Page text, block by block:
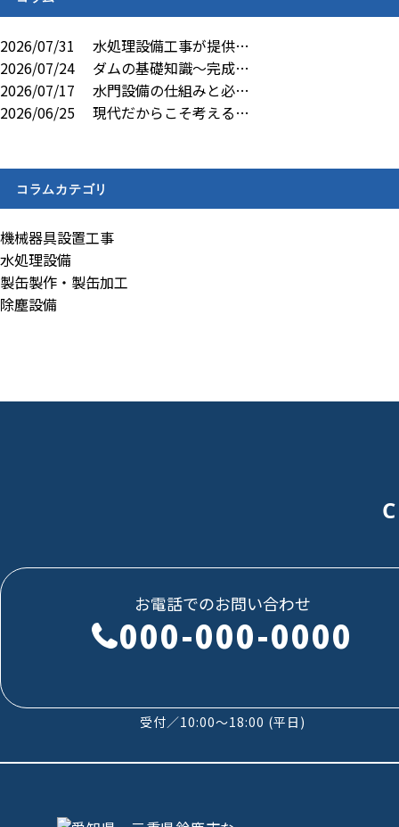
2026/07/31
水処理設備工事が提供…
2026/07/24
ダムの基礎知識～完成…
2026/07/17
水門設備の仕組みと必…
2026/06/25
現代だからこそ考える…
コラムカテゴリ
機械器具設置工事
水処理設備
製缶製作・製缶加工
除塵設備
お電話でのお問い合わせ
000-000-0000
受付／10:00～18:00 (平日)